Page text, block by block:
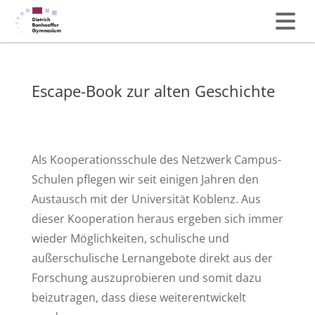
Escape-Book zur alten Geschichte
Als Kooperationsschule des Netzwerk Campus-
Schulen pflegen wir seit einigen Jahren den
Austausch mit der Universität Koblenz. Aus
dieser Kooperation heraus ergeben sich immer
wieder Möglichkeiten, schulische und
außerschulische Lernangebote direkt aus der
Forschung auszuprobieren und somit dazu
beizutragen, dass diese weiterentwickelt